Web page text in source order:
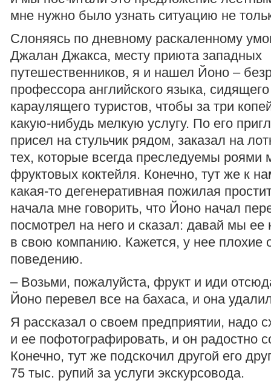
мне нужно было узнать ситуацию не
Слоняясь по дневному раскаленному
Джалан Джакса, месту приюта западных
путешественников, я и нашел Йоно –
профессора английского языка,
караулящего туристов, чтобы за три
какую-нибудь мелкую услугу. По его
присел на стульчик рядом, заказал на
тех, которые всегда преследуемы роями
фруктовых коктейля. Конечно, тут же к
какая-то дегенеративная пожилая
начала мне говорить, что Йоно начал
посмотрел на него и сказал: давай мы ее
в свою компанию. Кажется, у нее плохие
поведению.
– Возьми, пожалуйста, фрукт и иди
Йоно перевел все на бахаса, и она
Я рассказал о своем предприятии, надо
и ее пофотографировать, и он радостно
Конечно, тут же подскочил другой его
75 тыс. рупий за услуги экскурсовода.